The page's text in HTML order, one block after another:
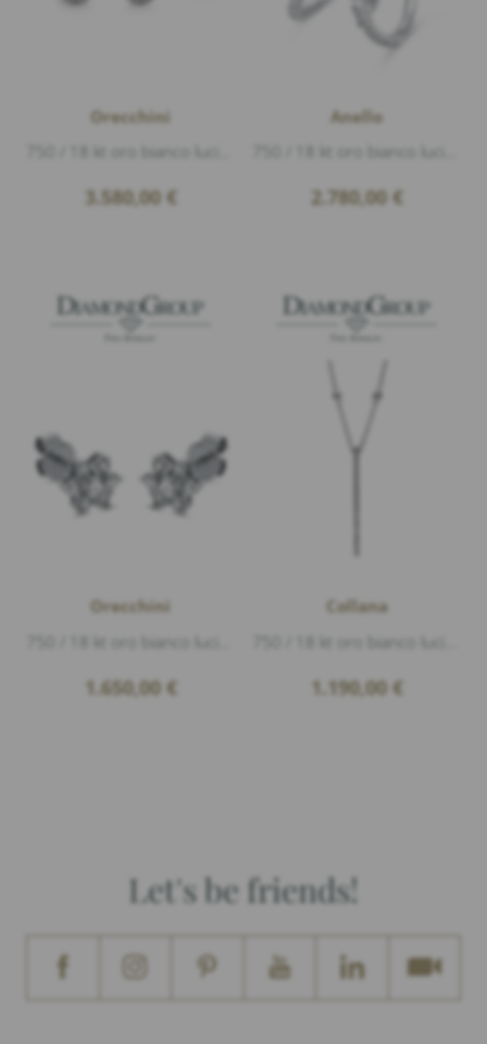
Orecchini
3.580,00 €
Anello
2.780,00 €
Orecchini
1.650,00 €
Collana
1.190,00 €
Let's be friends!